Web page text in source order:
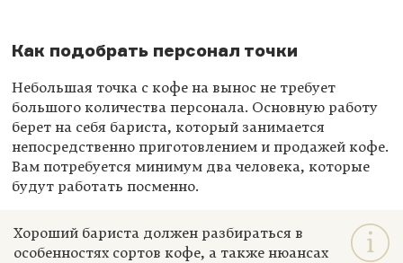
Как подобрать персонал точки
Небольшая точка с кофе на вынос не требует
большого количества персонала. Основную работу
берет на себя бариста, который занимается
непосредственно приготовлением и продажей кофе.
Вам потребуется минимум два человека, которые
будут работать посменно.
Хороший бариста должен разбираться в
особенностях сортов кофе, а также нюансах